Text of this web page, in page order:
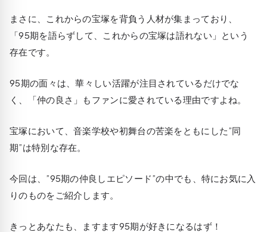
まさに、これからの宝塚を背負う人材が集まっており、
「95期を語らずして、これからの宝塚は語れない」という
存在です。
95期の面々は、華々しい活躍が注目されているだけでな
く、「仲の良さ」もファンに愛されている理由ですよね。
宝塚において、音楽学校や初舞台の苦楽をともにした”同
期”は特別な存在。
今回は、”95期の仲良しエピソード”の中でも、特にお気に入
りのものをご紹介します。
きっとあなたも、ますます95期が好きになるはず！